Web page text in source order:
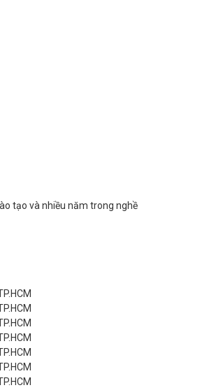
tạo và nhiều năm trong nghề